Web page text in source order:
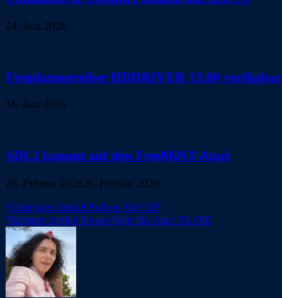
24. Juni 2026
Festplattentreiber HDDRIVER 13.00 verfügbar
16. Juni 2026
SDL2 kommt auf den FreeMiNT-Atari
26. Februar 202626. Februar 2026
Beitragsnavigation
Vorheriger Artikel Follow Me! XP
Nächster Artikel Neues Spiel für Atari XL/XE